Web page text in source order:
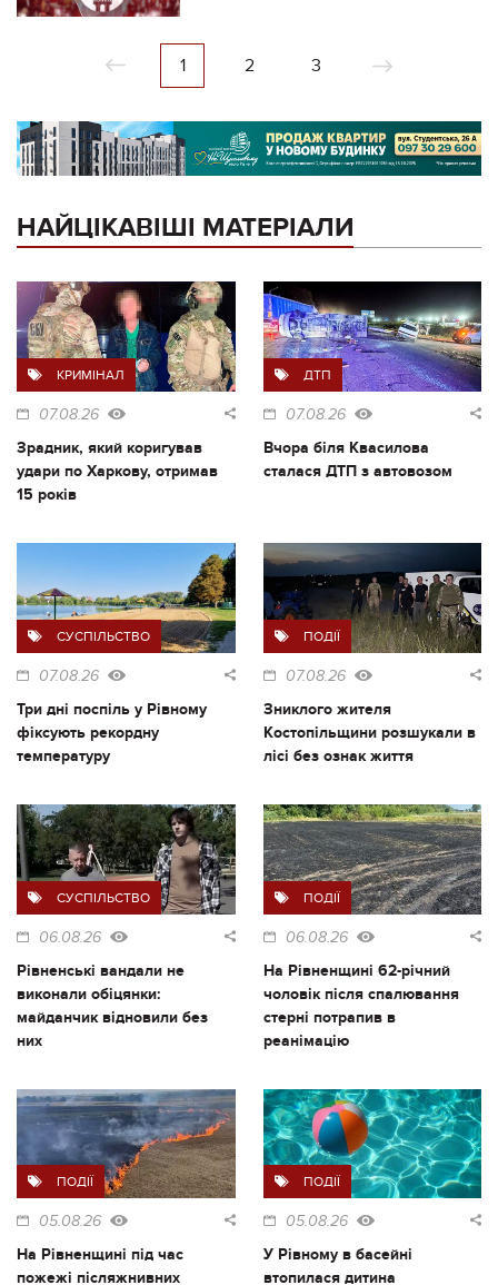
1 2 3
НАЙЦІКАВІШІ МАТЕРІАЛИ
КРИМІНАЛ
07.08.26
Зрадник, який коригував
удари по Харкову, отримав
15 років
ДТП
07.08.26
Вчора біля Квасилова
сталася ДТП з автовозом
СУСПІЛЬСТВО
07.08.26
Три дні поспіль у Рівному
фіксують рекордну
температуру
ПОДІЇ
07.08.26
Зниклого жителя
Костопільщини розшукали в
лісі без ознак життя
СУСПІЛЬСТВО
06.08.26
Рівненські вандали не
виконали обіцянки:
майданчик відновили без
них
ПОДІЇ
06.08.26
На Рівненщині 62-річний
чоловік після спалювання
стерні потрапив в
реанімацію
ПОДІЇ
05.08.26
На Рівненщині під час
пожежі післяжнивних
ПОДІЇ
05.08.26
У Рівному в басейні
втопилася дитина